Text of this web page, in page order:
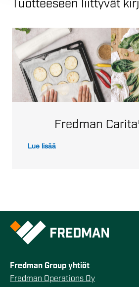
Tuotteeseen liittyvät
Fredman
Lue lisää
Fredman Group yhtiöt
Fredman Operations Oy